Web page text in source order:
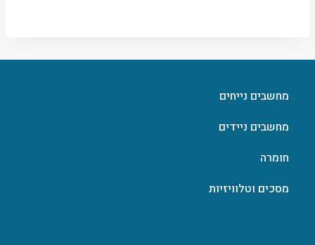
מחשבים נייחים
מחשבים ניידים
חומרה
מסכים וטלוויזיות